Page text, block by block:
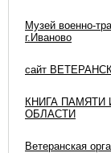
Музей военно-
г.Иваново
сайт
КНИГА ПАМЯТИ
ОБЛАСТИ
Ветеранская